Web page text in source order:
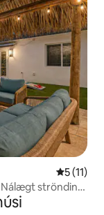
5 af 5 í
5 (11)
Nálægt ströndinni